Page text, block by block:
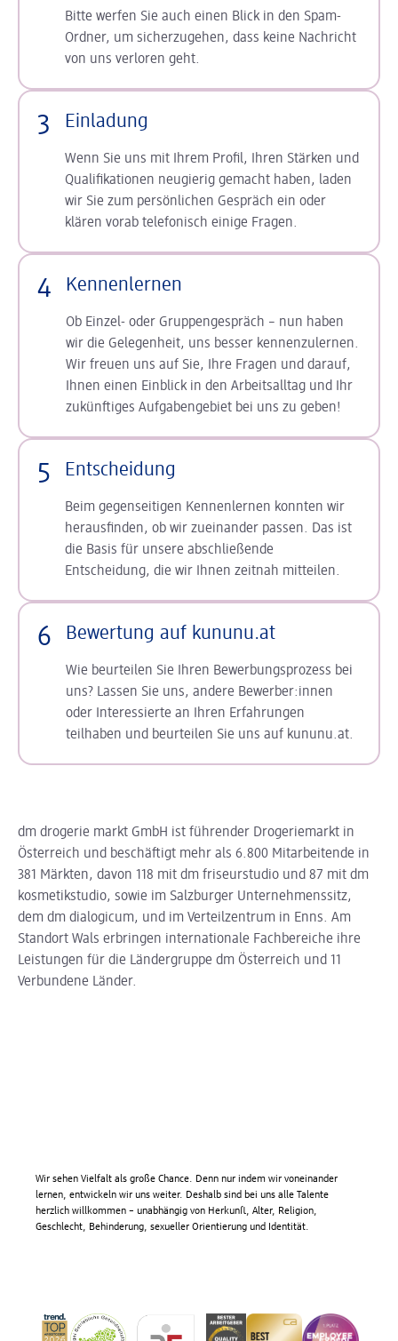
Bitte werfen Sie auch einen Blick in den Spam-
Ordner, um sicherzugehen, dass keine Nachricht
von uns verloren geht.
3 Einladung
Wenn Sie uns mit Ihrem Profil, Ihren Stärken und
Qualifikationen neugierig gemacht haben, laden
wir Sie zum persönlichen Gespräch ein oder
klären vorab telefonisch einige Fragen.
4 Kennenlernen
Ob Einzel- oder Gruppengespräch – nun haben
wir die Gelegenheit, uns besser kennenzulernen.
Wir freuen uns auf Sie, Ihre Fragen und darauf,
Ihnen einen Einblick in den Arbeitsalltag und Ihr
zukünftiges Aufgabengebiet bei uns zu geben!
5 Entscheidung
Beim gegenseitigen Kennenlernen konnten wir
herausfinden, ob wir zueinander passen. Das ist
die Basis für unsere abschließende
Entscheidung, die wir Ihnen zeitnah mitteilen.
6 Bewertung auf kununu.at
Wie beurteilen Sie Ihren Bewerbungsprozess bei
uns? Lassen Sie uns, andere Bewerber:innen
oder Interessierte an Ihren Erfahrungen
teilhaben und beurteilen Sie uns auf kununu.at.
dm drogerie markt GmbH ist führender Drogeriemarkt in
Österreich und beschäftigt mehr als 6.800 Mitarbeitende in
381 Märkten, davon 118 mit dm friseurstudio und 87 mit dm
kosmetikstudio, sowie im Salzburger Unternehmenssitz,
dem dm dialogicum, und im Verteilzentrum in Enns. Am
Standort Wals erbringen internationale Fachbereiche ihre
Leistungen für die Ländergruppe dm Österreich und 11
Verbundene Länder.
Wir sehen Vielfalt als große Chance. Denn nur indem wir voneinander
lernen, entwickeln wir uns weiter. Deshalb sind bei uns alle Talente
herzlich willkommen – unabhängig von Herkunft, Alter, Religion,
Geschlecht, Behinderung, sexueller Orientierung und Identität.